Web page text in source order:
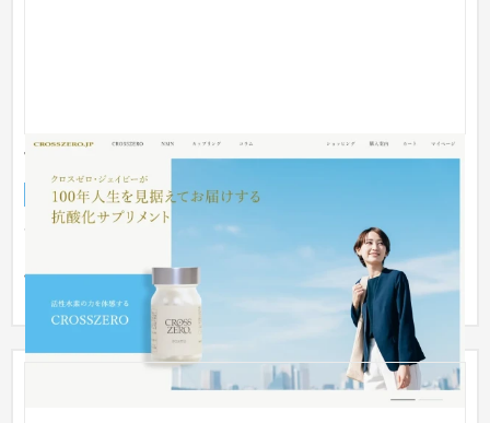
WooCommerceによるECサイト
ECサイト 食品・飲料 51〜100万円
高価格帯のサプリメントのため、高級感と親近感を持ったデザ
インをコンセプトに制作。 カラーミーショップから
WooCommerceに移...